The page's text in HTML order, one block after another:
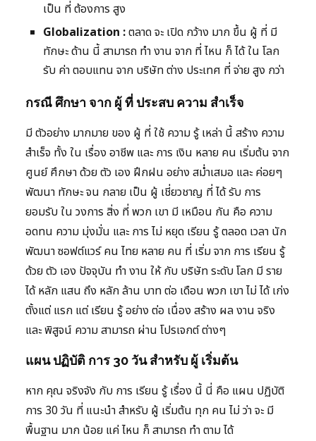
เป็น ที่ ต้องการ สูง
Globalization :ตลาด จะ เปิด กว้าง มาก ขึ้น ผู้ ที่ มี
ทักษะ ด้าน นี้ สามารถ ทำ งาน จาก ที่ ไหน ก็ ได้ ใน โลก
รับ ค่า ตอบแทน จาก บริษัท ต่าง ประเทศ ที่ จ่าย สูง กว่า
กรณี ศึกษา จาก ผู้ ที่ ประสบ ความ สำเร็จ
มี ตัวอย่าง มากมาย ของ ผู้ ที่ ใช้ ความ รู้ เหล่า นี้ สร้าง ความ
สำเร็จ ทั้ง ใน เรื่อง อาชีพ และ การ เงิน หลาย คน เริ่มต้น จาก
ศูนย์ ศึกษา ด้วย ตัว เอง ฝึกฝน อย่าง สม่ำเสมอ และ ค่อยๆ
พัฒนา ทักษะ จน กลาย เป็น ผู้ เชี่ยวชาญ ที่ ได้ รับ การ
ยอมรับ ใน วงการ สิ่ง ที่ พวก เขา มี เหมือน กัน คือ ความ
อดทน ความ มุ่งมั่น และ การ ไม่ หยุด เรียน รู้ ตลอด เวลา นัก
พัฒนา ซอฟต์แวร์ คน ไทย หลาย คน ที่ เริ่ม จาก การ เรียน รู้
ด้วย ตัว เอง ปัจจุบัน ทำ งาน ให้ กับ บริษัท ระดับ โลก มี ราย
ได้ หลัก แสน ถึง หลัก ล้าน บาท ต่อ เดือน พวก เขา ไม่ ได้ เก่ง
ตั้งแต่ แรก แต่ เรียน รู้ อย่าง ต่อ เนื่อง สร้าง ผล งาน จริง
และ พิสูจน์ ความ สามารถ ผ่าน โปรเจกต์ ต่างๆ
แผน ปฏิบัติ การ 30 วัน สำหรับ ผู้ เริ่มต้น
หาก คุณ จริงจัง กับ การ เรียน รู้ เรื่อง นี้ นี่ คือ แผน ปฏิบัติ
การ 30 วัน ที่ แนะนำ สำหรับ ผู้ เริ่มต้น ทุก คน ไม่ ว่า จะ มี
พื้นฐาน มาก น้อย แค่ ไหน ก็ สามารถ ทำ ตาม ได้